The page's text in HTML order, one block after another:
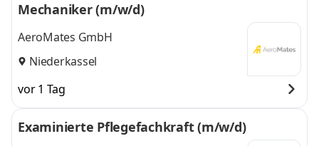
Mechaniker (m/w/d)
AeroMates GmbH
Niederkassel
vor 1 Tag
Examinierte Pflegefachkraft (m/w/d)